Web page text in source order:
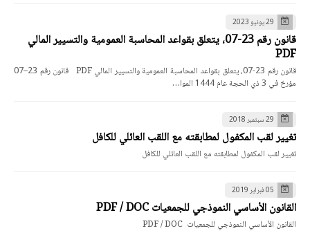
29 يونيو 2023
قانون رقم 23-07، يتعلق بقواعد المحاسبة العمومية والتسيير المالي
PDF
قانون رقم 23-07، يتعلق بقواعد المحاسبة العمومية والتسيير المالي PDF قانون رقم 23–07
مؤرخ في 3 ذي الحجة عام 1444 الموا…
29 سبتمبر 2018
تغيير لقب المكفول لمطابقته مع اللقب العائلي للكافل
تغيير لقب المكفول لمطابقته مع اللقب العائلي للكافل
05 فبراير 2019
القانون الأساسي النموذجي للجمعيات PDF / DOC
القانون الأساسي النموذجي للجمعيات PDF / DOC